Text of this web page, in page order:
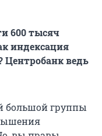
600 тысяч
индексация
Центробанк ведь
большой группы